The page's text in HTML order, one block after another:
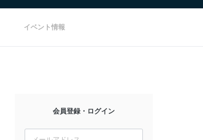
イベント情報
会員登録・ログイン